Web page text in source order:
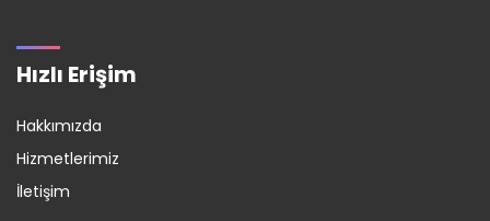
Hızlı Erişim
Hakkımızda
Hizmetlerimiz
İletişim